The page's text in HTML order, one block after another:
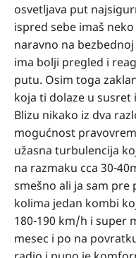
osvetljava put
ispred sebe imaš
naravno na
ima bolji pregled i
putu. Osim toga
koja ti dolaze u
Blizu nikako iz dva
mogućnost
užasna turbulencija
na razmaku cca 30-
smešno ali ja sam
kolima jedan kombi
180-190 km/h i super
mesec i po na